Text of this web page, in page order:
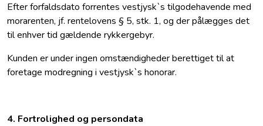
Efter forfaldsdato forrentes vestjysk`s tilgodehavende med
morarenten, jf. rentelovens § 5, stk. 1, og der pålægges det
til enhver tid gældende rykkergebyr.
Kunden er under ingen omstændigheder berettiget til at
foretage modregning i vestjysk`s honorar.
4. Fortrolighed og persondata